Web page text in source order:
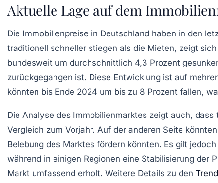
Aktuelle Lage auf dem
Die Immobilienpreise in Deutschland haben in den
traditionell schneller stiegen als die Mieten, zeigt
bundesweit um durchschnittlich 4,3 Prozent
zurückgegangen ist. Diese Entwicklung ist auf
könnten bis Ende 2024 um bis zu 8 Prozent fallen,
Die Analyse des Immobilienmarktes zeigt auch, dass
Vergleich zum Vorjahr. Auf der anderen Seite
Belebung des Marktes fördern könnten. Es gilt
während in einigen Regionen eine Stabilisierung der
Markt umfassend erholt. Weitere Details zu den